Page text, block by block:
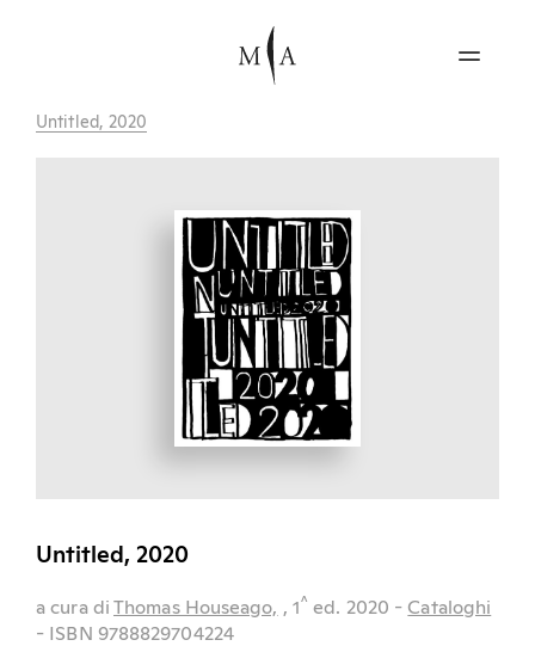
Untitled, 2020
Untitled, 2020
a cura di Thomas Houseago, , 1^ ed. 2020 - Cataloghi
- ISBN 9788829704224